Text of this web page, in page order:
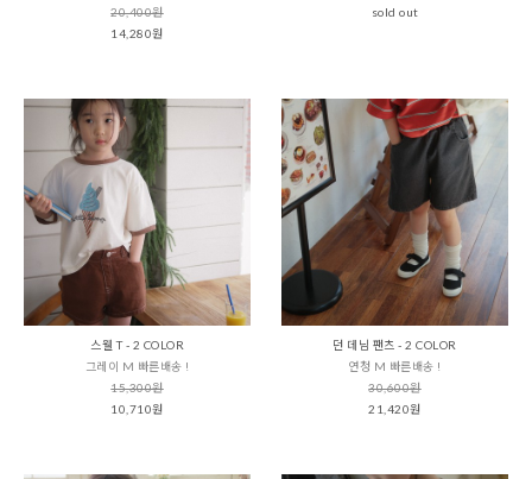
20,400원
14,280원
sold out
스웰 T - 2 COLOR
그레이 M 빠른배송 !
15,300원
10,710원
던 데님 팬츠 - 2 COLOR
연청 M 빠른배송 !
30,600원
21,420원